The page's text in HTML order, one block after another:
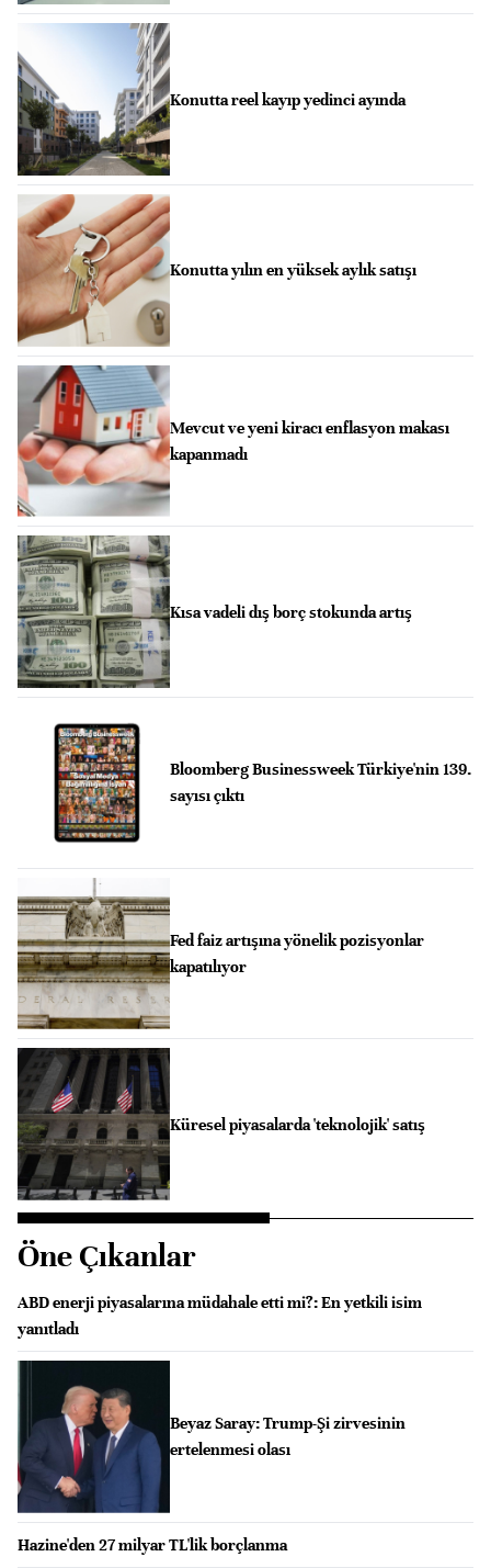
Konutta reel kayıp yedinci ayında
Konutta yılın en yüksek aylık satışı
Mevcut ve yeni kiracı enflasyon makası
kapanmadı
Kısa vadeli dış borç stokunda artış
Bloomberg Businessweek Türkiye'nin 139.
sayısı çıktı
Fed faiz artışına yönelik pozisyonlar
kapatılıyor
Küresel piyasalarda 'teknolojik' satış
Öne Çıkanlar
ABD enerji piyasalarına müdahale etti mi?: En yetkili isim
yanıtladı
Beyaz Saray: Trump-Şi zirvesinin
ertelenmesi olası
Hazine'den 27 milyar TL'lik borçlanma